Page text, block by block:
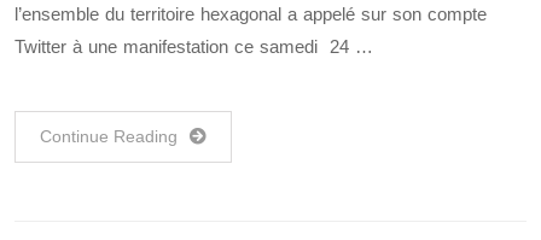
l’ensemble du territoire hexagonal a appelé sur son compte
Twitter à une manifestation ce samedi 24 …
Continue Reading